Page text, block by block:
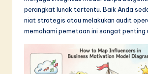
perangkat lunak tertentu. Baik Anda
niat strategis atau melakukan audit
memahami pemetaan ini sangat penting